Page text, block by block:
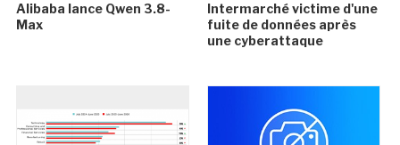
Alibaba lance Qwen 3.8-
Max
Intermarché victime d'une
fuite de données après
une cyberattaque